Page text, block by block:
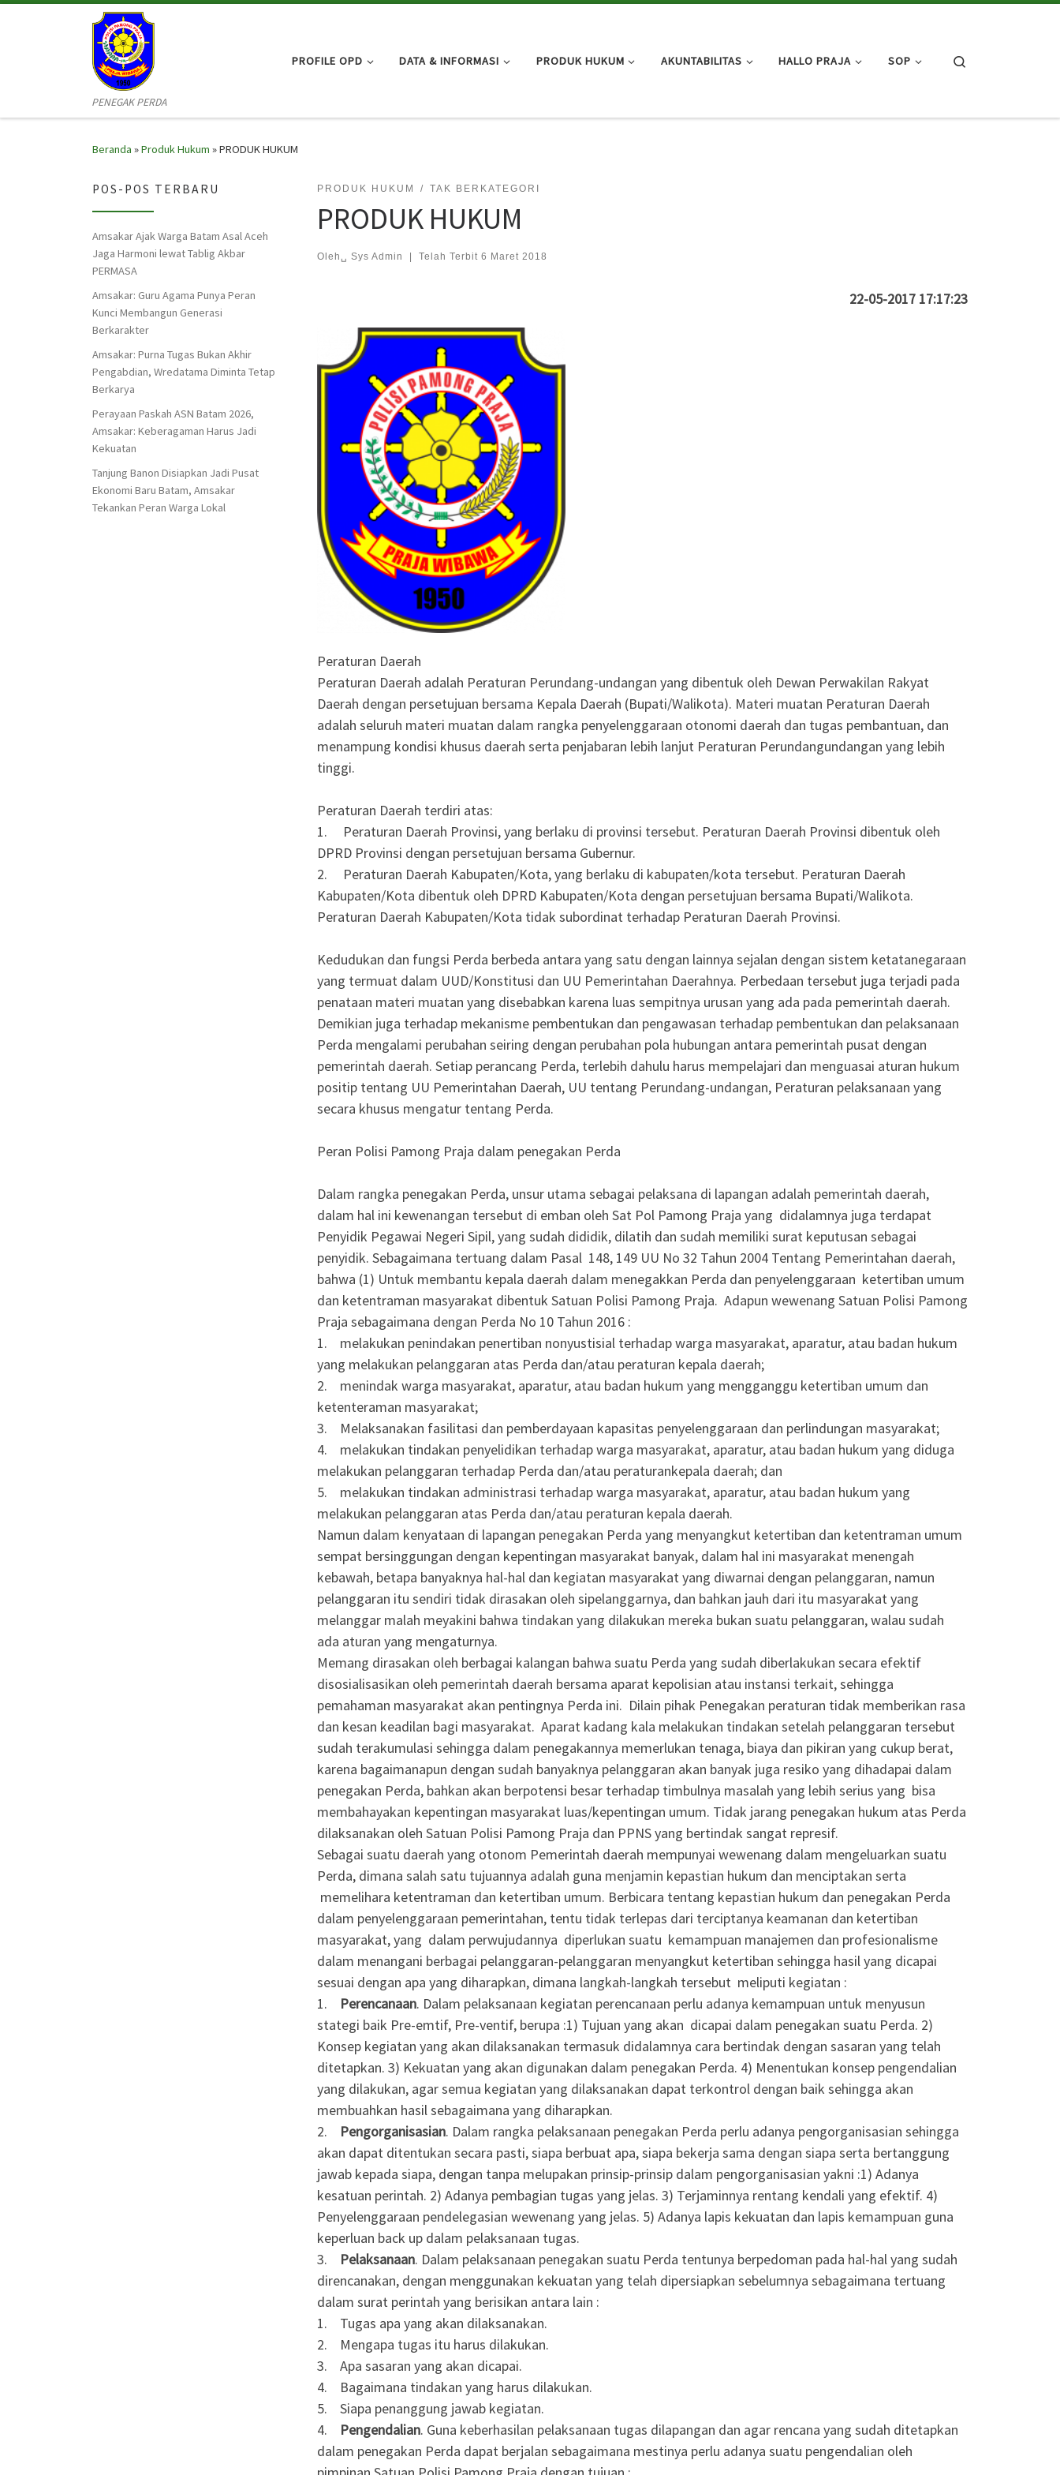
Skip to content
PENEGAK PERDA
PROFILE OPD DATA & INFORMASI PRODUK HUKUM AKUNTABILITAS HALLO PRAJA SOP
Beranda »Produk Hukum »PRODUK HUKUM
PRODUK HUKUM TAK BERKATEGORI
PRODUK HUKUM
Oleh␣ Sys Admin Telah Terbit 6 Maret 2018
22-05-2017 17:17:23
Peraturan Daerah
Peraturan Daerah adalah Peraturan Perundang-undangan yang dibentuk oleh Dewan Perwakilan Rakyat
Daerah dengan persetujuan bersama Kepala Daerah (Bupati/Walikota). Materi muatan Peraturan Daerah
adalah seluruh materi muatan dalam rangka penyelenggaraan otonomi daerah dan tugas pembantuan, dan
menampung kondisi khusus daerah serta penjabaran lebih lanjut Peraturan Perundangundangan yang lebih
tinggi.
Peraturan Daerah terdiri atas:
1. Peraturan Daerah Provinsi, yang berlaku di provinsi tersebut. Peraturan Daerah Provinsi dibentuk oleh
DPRD Provinsi dengan persetujuan bersama Gubernur.
2. Peraturan Daerah Kabupaten/Kota, yang berlaku di kabupaten/kota tersebut. Peraturan Daerah
Kabupaten/Kota dibentuk oleh DPRD Kabupaten/Kota dengan persetujuan bersama Bupati/Walikota.
Peraturan Daerah Kabupaten/Kota tidak subordinat terhadap Peraturan Daerah Provinsi.
Kedudukan dan fungsi Perda berbeda antara yang satu dengan lainnya sejalan dengan sistem ketatanegaraan
yang termuat dalam UUD/Konstitusi dan UU Pemerintahan Daerahnya. Perbedaan tersebut juga terjadi pada
penataan materi muatan yang disebabkan karena luas sempitnya urusan yang ada pada pemerintah daerah.
Demikian juga terhadap mekanisme pembentukan dan pengawasan terhadap pembentukan dan pelaksanaan
Perda mengalami perubahan seiring dengan perubahan pola hubungan antara pemerintah pusat dengan
pemerintah daerah. Setiap perancang Perda, terlebih dahulu harus mempelajari dan menguasai aturan hukum
positip tentang UU Pemerintahan Daerah, UU tentang Perundang-undangan, Peraturan pelaksanaan yang
secara khusus mengatur tentang Perda.
Peran Polisi Pamong Praja dalam penegakan Perda
Dalam rangka penegakan Perda, unsur utama sebagai pelaksana di lapangan adalah pemerintah daerah,
dalam hal ini kewenangan tersebut di emban oleh Sat Pol Pamong Praja yang didalamnya juga terdapat
Penyidik Pegawai Negeri Sipil, yang sudah dididik, dilatih dan sudah memiliki surat keputusan sebagai
penyidik. Sebagaimana tertuang dalam Pasal 148, 149 UU No 32 Tahun 2004 Tentang Pemerintahan daerah,
bahwa (1) Untuk membantu kepala daerah dalam menegakkan Perda dan penyelenggaraan ketertiban umum
dan ketentraman masyarakat dibentuk Satuan Polisi Pamong Praja. Adapun wewenang Satuan Polisi Pamong
Praja sebagaimana dengan Perda No 10 Tahun 2016 :
1. melakukan penindakan penertiban nonyustisial terhadap warga masyarakat, aparatur, atau badan hukum
yang melakukan pelanggaran atas Perda dan/atau peraturan kepala daerah;
2. menindak warga masyarakat, aparatur, atau badan hukum yang mengganggu ketertiban umum dan
ketenteraman masyarakat;
3. Melaksanakan fasilitasi dan pemberdayaan kapasitas penyelenggaraan dan perlindungan masyarakat;
4. melakukan tindakan penyelidikan terhadap warga masyarakat, aparatur, atau badan hukum yang diduga
melakukan pelanggaran terhadap Perda dan/atau peraturankepala daerah; dan
5. melakukan tindakan administrasi terhadap warga masyarakat, aparatur, atau badan hukum yang
melakukan pelanggaran atas Perda dan/atau peraturan kepala daerah.
Namun dalam kenyataan di lapangan penegakan Perda yang menyangkut ketertiban dan ketentraman umum
sempat bersinggungan dengan kepentingan masyarakat banyak, dalam hal ini masyarakat menengah
kebawah, betapa banyaknya hal-hal dan kegiatan masyarakat yang diwarnai dengan pelanggaran, namun
pelanggaran itu sendiri tidak dirasakan oleh sipelanggarnya, dan bahkan jauh dari itu masyarakat yang
melanggar malah meyakini bahwa tindakan yang dilakukan mereka bukan suatu pelanggaran, walau sudah
ada aturan yang mengaturnya.
Memang dirasakan oleh berbagai kalangan bahwa suatu Perda yang sudah diberlakukan secara efektif
disosialisasikan oleh pemerintah daerah bersama aparat kepolisian atau instansi terkait, sehingga
pemahaman masyarakat akan pentingnya Perda ini. Dilain pihak Penegakan peraturan tidak memberikan rasa
dan kesan keadilan bagi masyarakat. Aparat kadang kala melakukan tindakan setelah pelanggaran tersebut
sudah terakumulasi sehingga dalam penegakannya memerlukan tenaga, biaya dan pikiran yang cukup berat,
karena bagaimanapun dengan sudah banyaknya pelanggaran akan banyak juga resiko yang dihadapai dalam
penegakan Perda, bahkan akan berpotensi besar terhadap timbulnya masalah yang lebih serius yang bisa
membahayakan kepentingan masyarakat luas/kepentingan umum. Tidak jarang penegakan hukum atas Perda
dilaksanakan oleh Satuan Polisi Pamong Praja dan PPNS yang bertindak sangat represif.
Sebagai suatu daerah yang otonom Pemerintah daerah mempunyai wewenang dalam mengeluarkan suatu
Perda, dimana salah satu tujuannya adalah guna menjamin kepastian hukum dan menciptakan serta
memelihara ketentraman dan ketertiban umum. Berbicara tentang kepastian hukum dan penegakan Perda
dalam penyelenggaraan pemerintahan, tentu tidak terlepas dari terciptanya keamanan dan ketertiban
masyarakat, yang dalam perwujudannya diperlukan suatu kemampuan manajemen dan profesionalisme
dalam menangani berbagai pelanggaran-pelanggaran menyangkut ketertiban sehingga hasil yang dicapai
sesuai dengan apa yang diharapkan, dimana langkah-langkah tersebut meliputi kegiatan :
1. Perencanaan. Dalam pelaksanaan kegiatan perencanaan perlu adanya kemampuan untuk menyusun
stategi baik Pre-emtif, Pre-ventif, berupa :1) Tujuan yang akan dicapai dalam penegakan suatu Perda. 2)
Konsep kegiatan yang akan dilaksanakan termasuk didalamnya cara bertindak dengan sasaran yang telah
ditetapkan. 3) Kekuatan yang akan digunakan dalam penegakan Perda. 4) Menentukan konsep pengendalian
yang dilakukan, agar semua kegiatan yang dilaksanakan dapat terkontrol dengan baik sehingga akan
membuahkan hasil sebagaimana yang diharapkan.
2. Pengorganisasian. Dalam rangka pelaksanaan penegakan Perda perlu adanya pengorganisasian sehingga
akan dapat ditentukan secara pasti, siapa berbuat apa, siapa bekerja sama dengan siapa serta bertanggung
jawab kepada siapa, dengan tanpa melupakan prinsip-prinsip dalam pengorganisasian yakni :1) Adanya
kesatuan perintah. 2) Adanya pembagian tugas yang jelas. 3) Terjaminnya rentang kendali yang efektif. 4)
Penyelenggaraan pendelegasian wewenang yang jelas. 5) Adanya lapis kekuatan dan lapis kemampuan guna
keperluan back up dalam pelaksanaan tugas.
3. Pelaksanaan. Dalam pelaksanaan penegakan suatu Perda tentunya berpedoman pada hal-hal yang sudah
direncanakan, dengan menggunakan kekuatan yang telah dipersiapkan sebelumnya sebagaimana tertuang
dalam surat perintah yang berisikan antara lain :
1. Tugas apa yang akan dilaksanakan.
2. Mengapa tugas itu harus dilakukan.
3. Apa sasaran yang akan dicapai.
4. Bagaimana tindakan yang harus dilakukan.
5. Siapa penanggung jawab kegiatan.
4. Pengendalian. Guna keberhasilan pelaksanaan tugas dilapangan dan agar rencana yang sudah ditetapkan
dalam penegakan Perda dapat berjalan sebagaimana mestinya perlu adanya suatu pengendalian oleh
POS-POS TERBARU
Amsakar Ajak Warga Batam Asal Aceh
Jaga Harmoni lewat Tablig Akbar
PERMASA
Amsakar: Guru Agama Punya Peran
Kunci Membangun Generasi
Berkarakter
Amsakar: Purna Tugas Bukan Akhir
Pengabdian, Wredatama Diminta Tetap
Berkarya
Perayaan Paskah ASN Batam 2026,
Amsakar: Keberagaman Harus Jadi
Kekuatan
Tanjung Banon Disiapkan Jadi Pusat
Ekonomi Baru Batam, Amsakar
Tekankan Peran Warga Lokal